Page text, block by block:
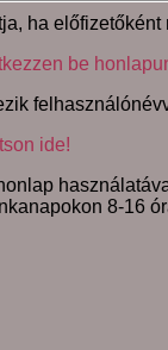
ha
be
ide!
8-16